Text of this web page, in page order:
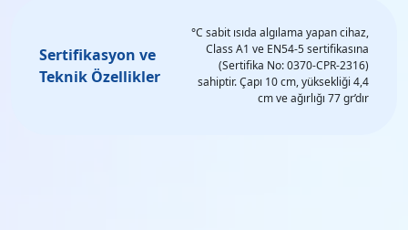
Sertifikasyon ve
Teknik Özellikler
°C sabit ısıda algılama yapan cihaz,
Class A1 ve EN54-5 sertifikasına
(Sertifika No: 0370-CPR-2316)
sahiptir. Çapı 10 cm, yüksekliği 4,4
cm ve ağırlığı 77 gr’dır